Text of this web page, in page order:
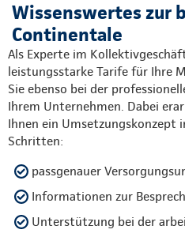
Wissenswertes zur
Continentale
Als Experte im
leistungsstarke Tarife für Ihre
Sie ebenso bei der
Ihrem Unternehmen. Dabei
Ihnen ein Umsetzungskonzept
Schritten:
passgenauer
Informationen zur
Unterstützung bei der